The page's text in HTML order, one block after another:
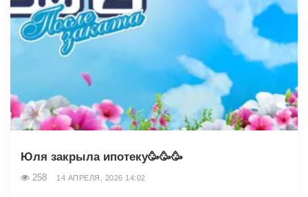
Юля закрыла ипотеку🥳🥳🥳
258 14 АПРЕЛЯ, 2026 14:02